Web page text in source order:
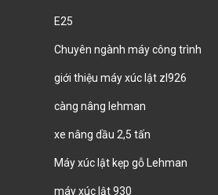
E25
Chuyên ngành máy công trình
giới thiệu máy xúc lật zl926
càng nâng lehman
xe nâng dầu 2,5 tấn
Máy xúc lật kẹp gỗ Lehman
máy xúc lật 930